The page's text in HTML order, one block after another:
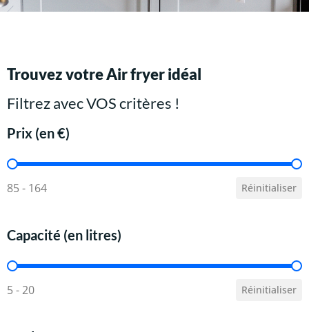
Trouvez votre Air fryer idéal
Filtrez avec VOS critères !
Prix (en €)
Prix (en €)
85 - 164 Réinitialiser
Capacité (en litres)
Capacité (en litres)
5 - 20 Réinitialiser